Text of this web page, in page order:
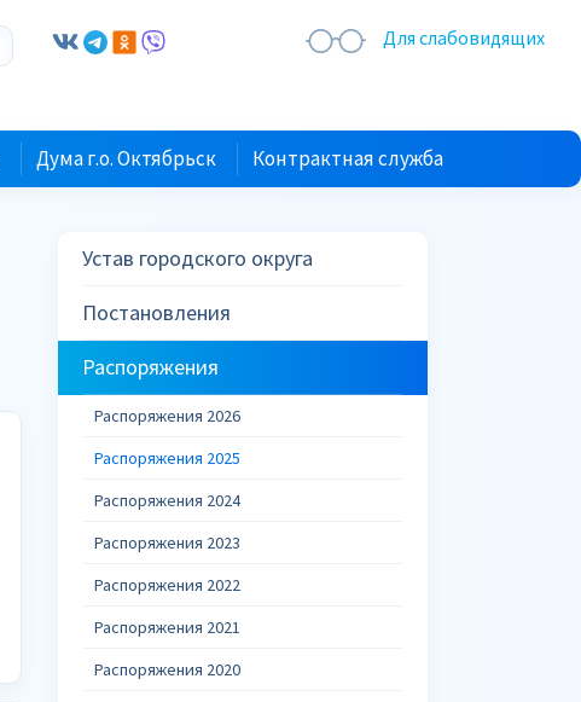
Для слабовидящих
Дума г.о. Октябрьск Контрактная служба
Устав городского округа
Постановления
Распоряжения
Распоряжения 2026
Распоряжения 2025
Распоряжения 2024
Распоряжения 2023
Распоряжения 2022
Распоряжения 2021
Распоряжения 2020